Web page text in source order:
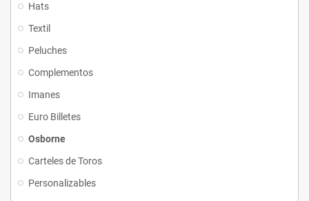
Hats
Textil
Peluches
Complementos
Imanes
Euro Billetes
Osborne
Carteles de Toros
Personalizables